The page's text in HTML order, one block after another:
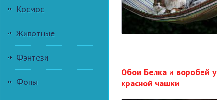
Космос
Животные
Фэнтези
Фоны
Обои Белка и воробей у
красной чашки